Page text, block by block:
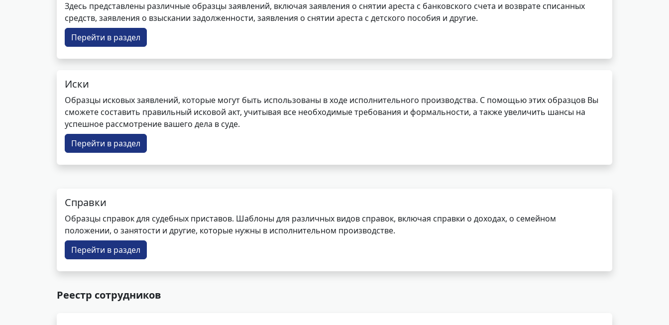
Здесь представлены различные образцы заявлений, включая заявления о снятии ареста с банковского счета и возврате списанных
средств, заявления о взыскании задолженности, заявления о снятии ареста с детского пособия и другие.
Перейти в раздел
Иски
Образцы исковых заявлений, которые могут быть использованы в ходе исполнительного производства. С помощью этих образцов Вы
сможете составить правильный исковой акт, учитывая все необходимые требования и формальности, а также увеличить шансы на
успешное рассмотрение вашего дела в суде.
Перейти в раздел
Справки
Образцы справок для судебных приставов. Шаблоны для различных видов справок, включая справки о доходах, о семейном
положении, о занятости и другие, которые нужны в исполнительном производстве.
Перейти в раздел
Реестр сотрудников